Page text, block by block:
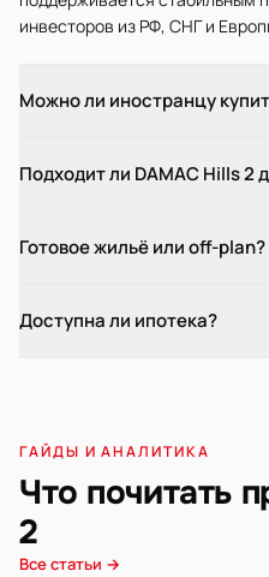
инвесторов из РФ, СНГ и
Можно ли иностранцу
Подходит ли DAMAC Hills 2
Готовое жильё или off-plan?
Доступна ли ипотека?
ГАЙДЫ И АНАЛИТИКА
Что почитать
2
Все статьи →